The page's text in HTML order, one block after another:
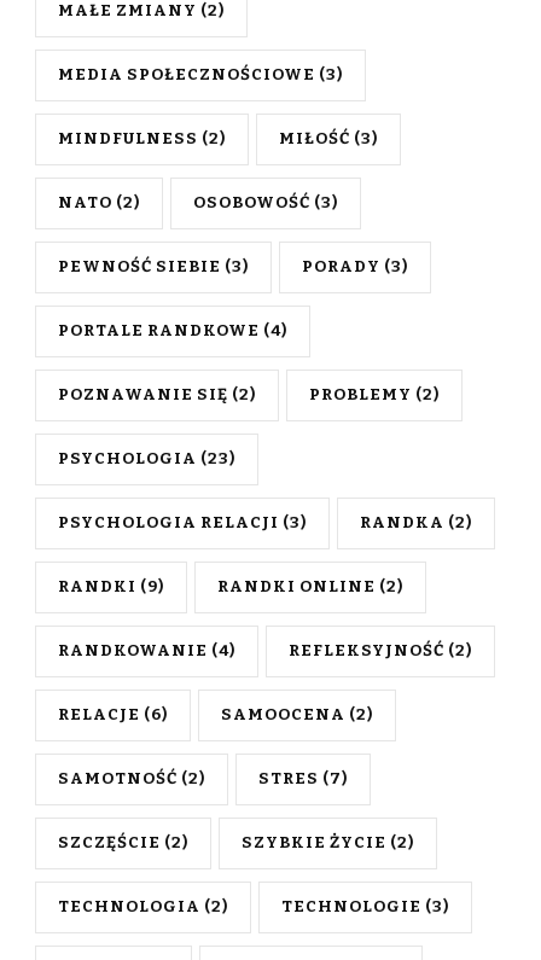
MAŁE ZMIANY (2)
MEDIA SPOŁECZNOŚCIOWE (3)
MINDFULNESS (2) MIŁOŚĆ (3)
NATO (2) OSOBOWOŚĆ (3)
PEWNOŚĆ SIEBIE (3) PORADY (3)
PORTALE RANDKOWE (4)
POZNAWANIE SIĘ (2) PROBLEMY (2)
PSYCHOLOGIA (23)
PSYCHOLOGIA RELACJI (3) RANDKA (2)
RANDKI (9) RANDKI ONLINE (2)
RANDKOWANIE (4) REFLEKSYJNOŚĆ (2)
RELACJE (6) SAMOOCENA (2)
SAMOTNOŚĆ (2) STRES (7)
SZCZĘŚCIE (2) SZYBKIE ŻYCIE (2)
TECHNOLOGIA (2) TECHNOLOGIE (3)